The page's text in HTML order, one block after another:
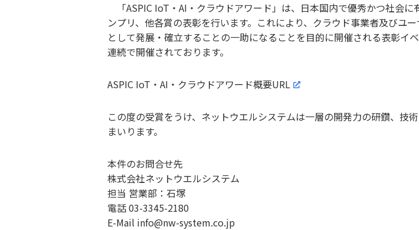
「ASPIC IoT・AI・クラウドアワード」は、日本国内で優秀かつ社会
ンプリ、他各賞の表彰を行います。これにより、クラウド事業者及びユ
として発展・確立することの一助になることを目的に開催される表彰イ
連続で開催されております。
ASPIC IoT・AI・クラウドアワード概要URL
この度の受賞をうけ、ネットウエルシステムは一層の開発力の研鑽、技
まいります。
本件のお問合せ先
株式会社ネットウエルシステム
担当 営業部：石塚
電話 03-3345-2180
E-Mail info@nw-system.co.jp